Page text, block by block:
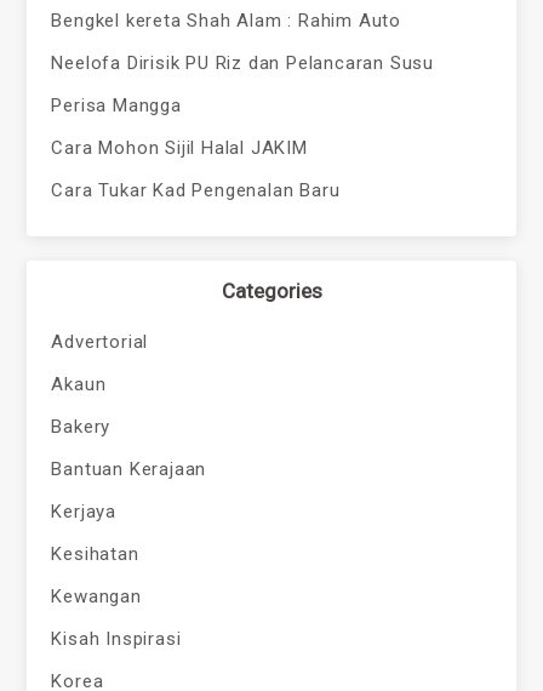
Bengkel kereta Shah Alam : Rahim Auto
Neelofa Dirisik PU Riz dan Pelancaran Susu
Perisa Mangga
Cara Mohon Sijil Halal JAKIM
Cara Tukar Kad Pengenalan Baru
Categories
Advertorial
Akaun
Bakery
Bantuan Kerajaan
Kerjaya
Kesihatan
Kewangan
Kisah Inspirasi
Korea